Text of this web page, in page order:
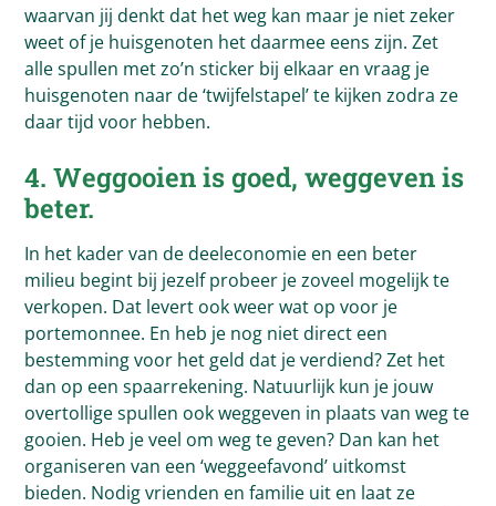
waarvan jij denkt dat het weg kan maar je niet zeker
weet of je huisgenoten het daarmee eens zijn. Zet
alle spullen met zo’n sticker bij elkaar en vraag je
huisgenoten naar de ‘twijfelstapel’ te kijken zodra ze
daar tijd voor hebben.
4. Weggooien is goed, weggeven is
beter.
In het kader van de deeleconomie en een beter
milieu begint bij jezelf probeer je zoveel mogelijk te
verkopen. Dat levert ook weer wat op voor je
portemonnee. En heb je nog niet direct een
bestemming voor het geld dat je verdiend? Zet het
dan op een spaarrekening. Natuurlijk kun je jouw
overtollige spullen ook weggeven in plaats van weg te
gooien. Heb je veel om weg te geven? Dan kan het
organiseren van een ‘weggeefavond’ uitkomst
bieden. Nodig vrienden en familie uit en laat ze